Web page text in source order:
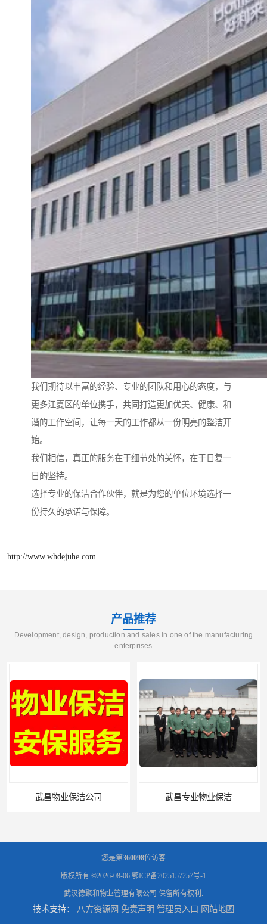
我们期待以丰富的经验、专业的团队和用心的态度，与
更多江夏区的单位携手，共同打造更加优美、健康、和
谐的工作空间，让每一天的工作都从一份明亮的整洁开
始。
我们相信，真正的服务在于细节处的关怀，在于日复一
日的坚持。
选择专业的保洁合作伙伴，就是为您的单位环境选择一
份持久的承诺与保障。
http://www.whdejuhe.com
产品推荐
Development, design, production and sales in one of the manufacturing
enterprises
武昌物业保洁公司 武昌专业物业保洁
您是第360098位访客
版权所有 ©2026-08-06 鄂ICP备2025157257号-1
武汉德聚和物业管理有限公司 保留所有权利.
技术支持： 八方资源网 免责声明 管理员入口 网站地图